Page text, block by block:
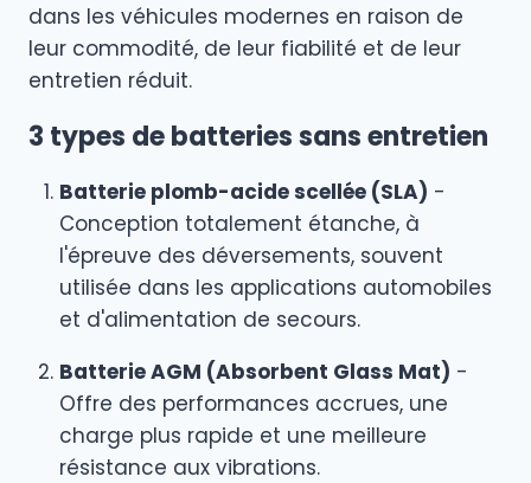
dans les véhicules modernes en raison de
leur commodité, de leur fiabilité et de leur
entretien réduit.
3 types de batteries sans entretien
Batterie plomb-acide scellée (SLA) -
Conception totalement étanche, à
l'épreuve des déversements, souvent
utilisée dans les applications automobiles
et d'alimentation de secours.
Batterie AGM (Absorbent Glass Mat) -
Offre des performances accrues, une
charge plus rapide et une meilleure
résistance aux vibrations.